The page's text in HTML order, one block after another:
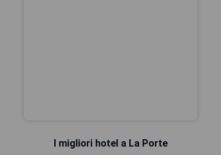
I migliori hotel a La Porte